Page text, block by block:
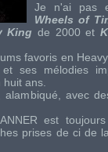
Je n'ai pas
Wheels of
Kingde 2000 et
favoris en
et ses mélodies
ans.
avec
est
prises de ci de